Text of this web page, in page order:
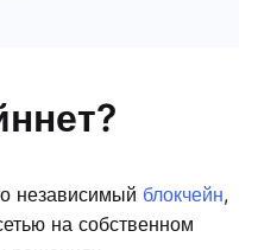
независимый блокчейн,
на собственном